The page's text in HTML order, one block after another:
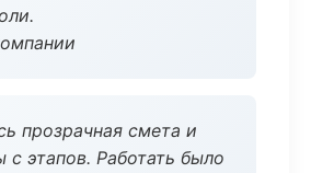
прозрачная смета и
с этапов. Работать было